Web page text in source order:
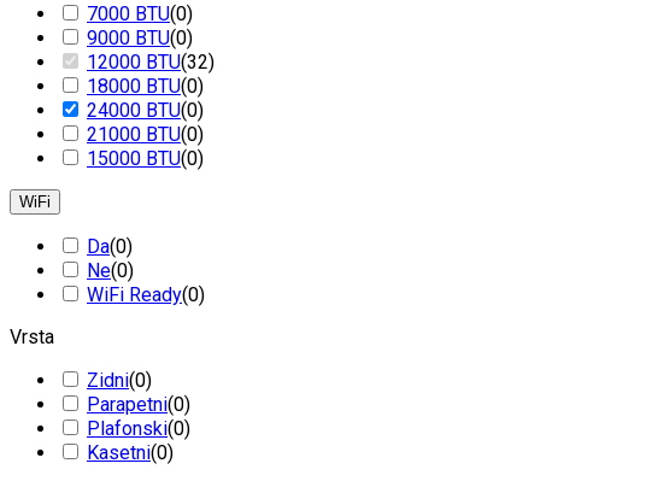
7000 BTU(0)
9000 BTU(0)
12000 BTU(32)
18000 BTU(0)
24000 BTU(0)
21000 BTU(0)
15000 BTU(0)
WiFi
Da(0)
Ne(0)
WiFi Ready(0)
Vrsta
Zidni(0)
Parapetni(0)
Plafonski(0)
Kasetni(0)